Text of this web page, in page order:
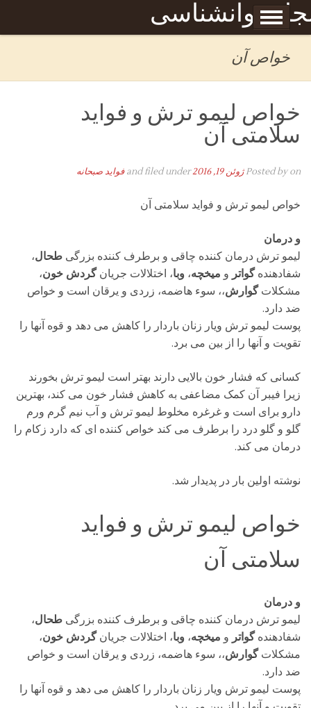
روانشناسی
Skip to content
برگه نمونه
خواص آن
خواص لیمو ترش و فواید
سلامتی آن
Posted byon ژوئن 19, 2016 and filed under فواید صبحانه
خواص لیمو ترش و فواید سلامتی آن
و درمان
لیمو ترش درمان کننده چاقی و برطرف کننده بزرگی طحال،
شفادهندهگواتر و میخچه، وبا، اختلالات جریانگردش خون،
مشکلاتگوارش،، سوء هاضمه، زردی و یرقان است و خواص
ضد دارد.
پوست لیمو ترش ویار زنان باردار را کاهش می دهد و قوه آنها را
تقویت و آنها را از بین می برد.
کسانی که فشار خون بالایی دارند بهتر است لیمو ترش بخورند
زیرا فیبر آن کمک مضاعفی به کاهش فشار خون می کند، بهترین
دارو برای است و غرغره مخلوط لیمو ترش و آب نیم گرم ورم
گلو و گلو درد را برطرف می کند خواص کننده ای که دارد زکام را
درمان می کند.
نوشته اولین بار در پدیدار شد.
خواص لیمو ترش و فواید
سلامتی آن
و درمان
لیمو ترش درمان کننده چاقی و برطرف کننده بزرگی طحال،
شفادهندهگواتر و میخچه، وبا، اختلالات جریانگردش خون،
مشکلاتگوارش،، سوء هاضمه، زردی و یرقان است و خواص
ضد دارد.
پوست لیمو ترش ویار زنان باردار را کاهش می دهد و قوه آنها را